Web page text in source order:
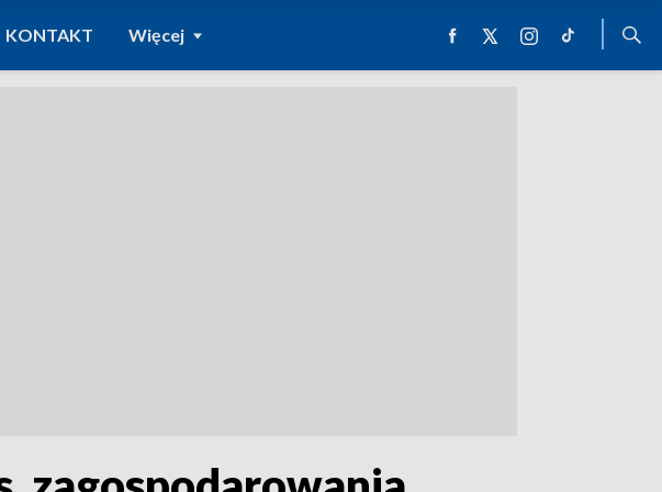
KONTAKT Więcej